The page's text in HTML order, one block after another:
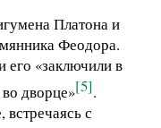
Платона и
Феодора.
его «заключили в
дворце»[5].
с